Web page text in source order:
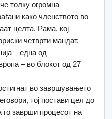
толку огромна
како членството во
целта. Рама, кој
четврти мандат,
– една од
– во блокот од 27
во завршувањето
тој постави цел до
го заврши процесот на